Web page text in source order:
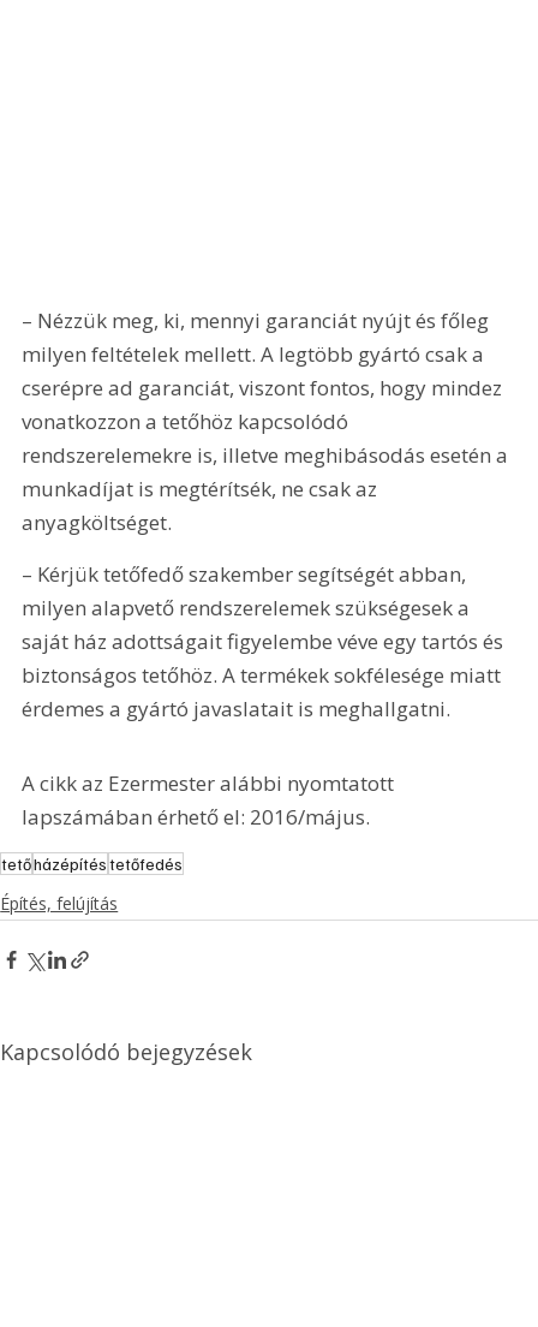
– Nézzük meg, ki, mennyi garanciát nyújt és főleg
milyen feltételek mellett. A legtöbb gyártó csak a
cserépre ad garanciát, viszont fontos, hogy mindez
vonatkozzon a tetőhöz kapcsolódó
rendszerelemekre is, illetve meghibásodás esetén a
munkadíjat is megtérítsék, ne csak az
anyagköltséget.
– Kérjük tetőfedő szakember segítségét abban,
milyen alapvető rendszerelemek szükségesek a
saját ház adottságait figyelembe véve egy tartós és
biztonságos tetőhöz. A termékek sokfélesége miatt
érdemes a gyártó javaslatait is meghallgatni.
A cikk az Ezermester alábbi nyomtatott
lapszámában érhető el: 2016/május.
tetőházépítéstetőfedés
Építés, felújítás
Kapcsolódó bejegyzések